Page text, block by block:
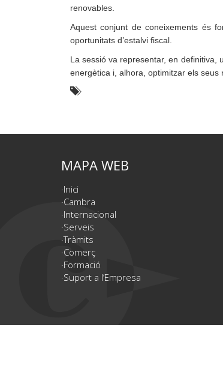
renovables.
Aquest conjunt de coneixements és
oportunitats d’estalvi fiscal.
La sessió va representar, en definitiva,
energètica i, alhora, optimitzar els seus
MAPA WEB
Inici
Cambra
Internacional
Serveis
Tràmits
Comerç
Formació
Suport a l’Empresa